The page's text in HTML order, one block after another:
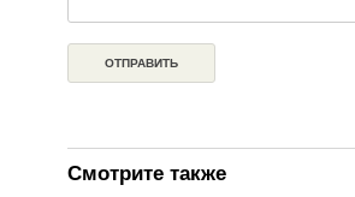
Смотрите также